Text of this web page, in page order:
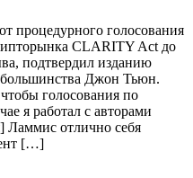
процедурного голосования
CLARITY Act до
подтвердил изданию
большинства Джон Тьюн.
голосования по
я работал с авторами
Ламмис отлично себя
[…]